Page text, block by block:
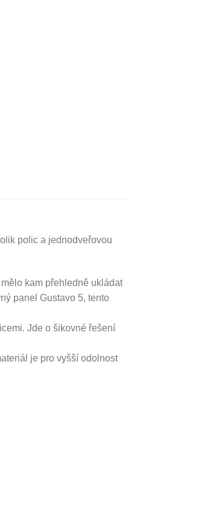
polic a jednodveřovou
kam přehledně ukládat
panel Gustavo 5, tento
Jde o šikovné řešení
je pro vyšší odolnost